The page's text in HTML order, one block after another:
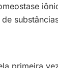
primeira